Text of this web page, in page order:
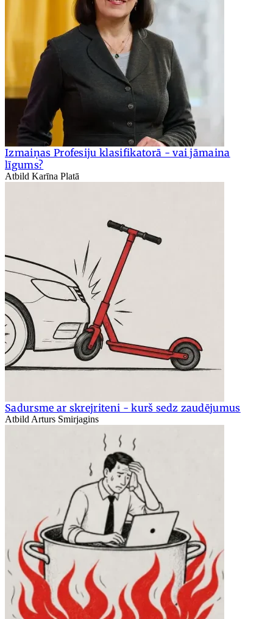
Izmaiņas Profesiju klasifikatorā - vai jāmaina
līgums?
Atbild Karīna Platā
Sadursme ar skrejriteni - kurš sedz zaudējumus
Atbild Arturs Smirjagins